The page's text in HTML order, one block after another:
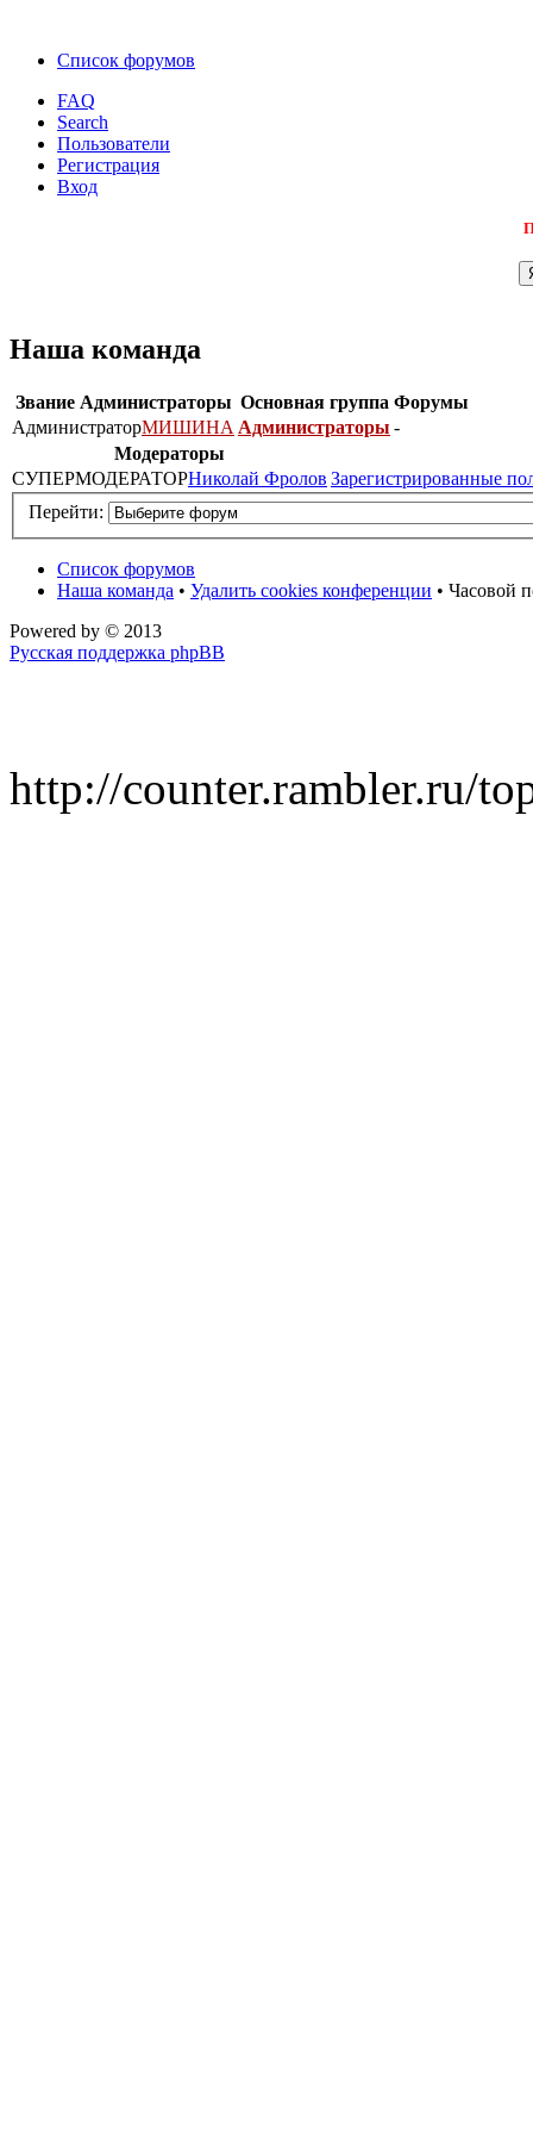
Список форумов
FAQ
Search
Пользователи
Регистрация
Вход
Наша команда
Звание Администраторы Основная группа Форумы
АдминистраторМИШИНА Администраторы -
Модераторы
СУПЕРМОДЕРАТОРНиколай Фролов Зарегистрированные
Перейти:
Список форумов
Наша команда • Удалить cookies конференции • Часовой
Powered by © 2013
Русская поддержка phpBB
http://counter.rambler.ru/